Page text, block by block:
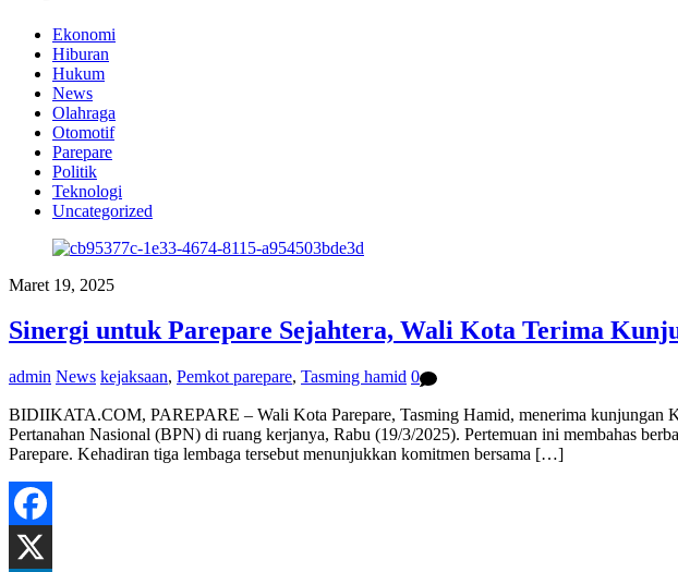
Ekonomi
Hiburan
Hukum
News
Olahraga
Otomotif
Parepare
Politik
Teknologi
Uncategorized
Maret 19, 2025
Sinergi untuk Parepare Sejahtera, Wali Kota Terima
admin News kejaksaan, Pemkot parepare, Tasming hamid 0
BIDIIKATA.COM, PAREPARE – Wali Kota Parepare, Tasming Hamid, menerima kunjungan
Pertanahan Nasional (BPN) di ruang kerjanya, Rabu (19/3/2025). Pertemuan ini membahas
Parepare. Kehadiran tiga lembaga tersebut menunjukkan komitmen bersama […]